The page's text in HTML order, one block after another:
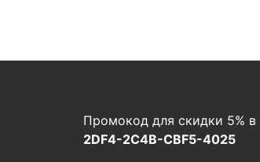
Промокод для скидки 5% в
2DF4-2C4B-CBF5-4025